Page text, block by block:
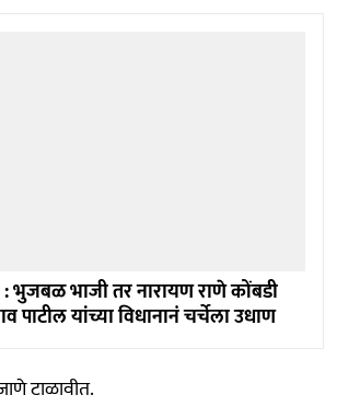
भुजबळ भाजी तर नारायण राणे कोंबडी
पाटील यांच्या विधानानं चर्चेला उधाण
टाळावीत.